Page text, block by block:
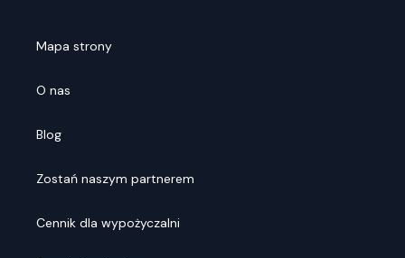
Mapa strony
O nas
Blog
Zostań naszym partnerem
Cennik dla wypożyczalni